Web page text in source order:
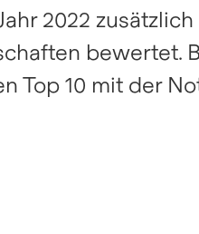
2022 zusätzlich
bewertet.
Top 10 mit der